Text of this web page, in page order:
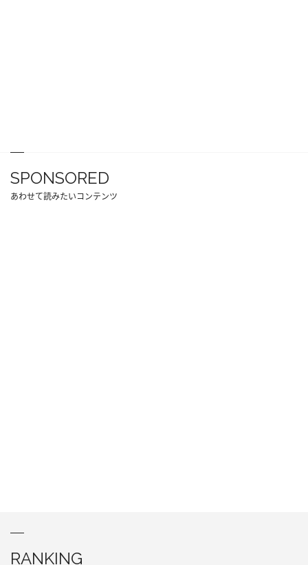
SPONSORED
あわせて読みたいコンテンツ
RANKING